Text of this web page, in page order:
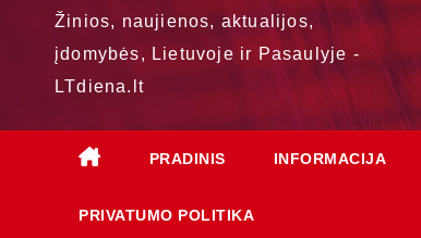
Žinios, naujienos, aktualijos,
įdomybės, Lietuvoje ir Pasaulyje -
LTdiena.lt
PRADINIS INFORMACIJA
PRIVATUMO POLITIKA